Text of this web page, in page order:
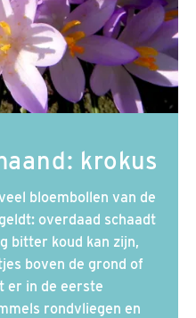
krokus
bloembollen van de
overdaad schaadt
bitter koud kan zijn,
boven de grond of
er in de eerste
rondvliegen en